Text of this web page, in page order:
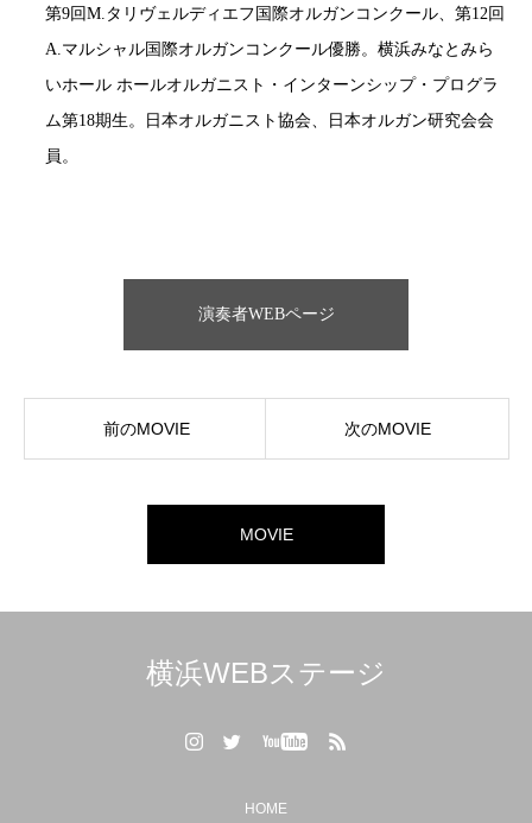
第9回M.タリヴェルディエフ国際オルガンコンクール、第12回
A.マルシャル国際オルガンコンクール優勝。横浜みなとみら
いホール ホールオルガニスト・インターンシップ・プログラ
ム第18期生。日本オルガニスト協会、日本オルガン研究会会
員。
演奏者WEBページ
前のMOVIE 次のMOVIE
MOVIE
横浜WEBステージ
HOME